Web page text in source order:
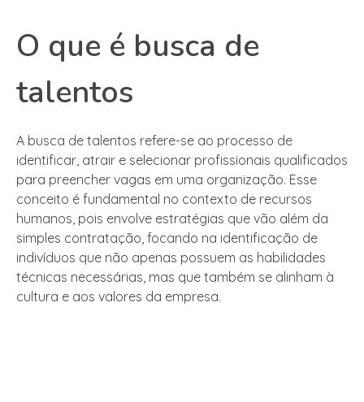
O que é busca de
talentos
A busca de talentos refere-se ao processo de
identificar, atrair e selecionar profissionais qualificados
para preencher vagas em uma organização. Esse
conceito é fundamental no contexto de recursos
humanos, pois envolve estratégias que vão além da
simples contratação, focando na identificação de
indivíduos que não apenas possuem as habilidades
técnicas necessárias, mas que também se alinham à
cultura e aos valores da empresa.